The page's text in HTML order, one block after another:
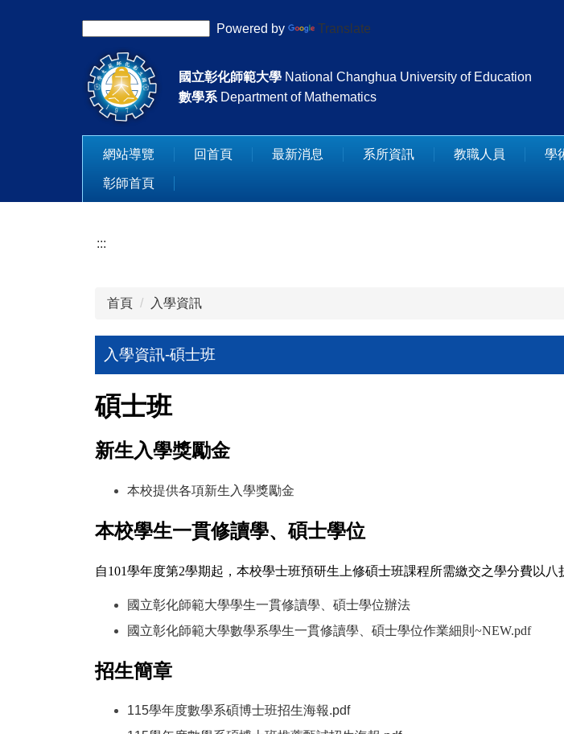
Powered by Translate
國立彰化師範大學 National Changhua University of Education
數學系 Department of Mathematics
網站導覽 回首頁 最新消息 系所資訊 教職人員 學
彰師首頁
:::
首頁 入學資訊
入學資訊-碩士班
碩士班
新生入學獎勵金
本校提供各項新生入學獎勵金
本校學生一貫修讀學、碩士學位
自101學年度第2學期起，本校學士班預研生上修碩士班課程所需繳交之學分費以八
國立彰化師範大學學生一貫修讀學、碩士學位辦法
國立彰化師範大學數學系學生一貫修讀學、碩士學位作業細則~NEW.pdf
招生簡章
115學年度數學系碩博士班招生海報.pdf